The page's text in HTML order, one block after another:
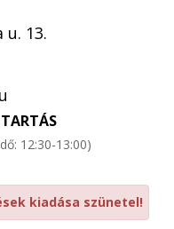
u. 13.
12:30-13:00)
kiadása szünetel!